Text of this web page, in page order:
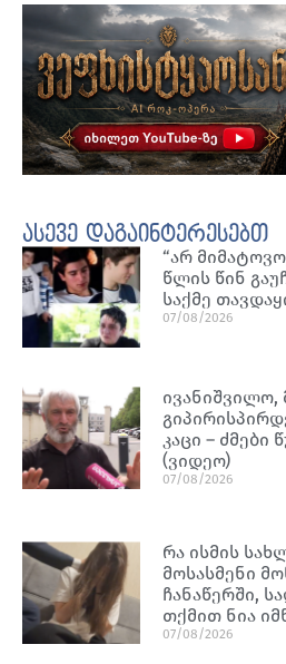
ასევე დაგაინტერესებთ
“არ
წლის წინ
საქმე
07/08/2026
ივანიშვილო,
კაცი – ძმები
(ვიდეო)
07/08/2026
რა ისმის
მოსასმენი
ჩანაწერში,
თქმით ნია
07/08/2026